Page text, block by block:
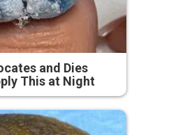
and Dies
This at Night